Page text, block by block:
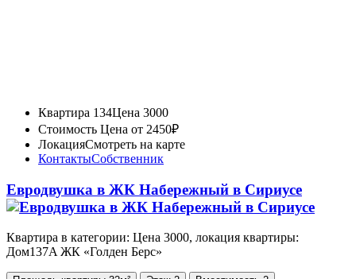
Квартира 134Цена 3000
Стоимость Цена от 2450₽
ЛокацияСмотреть на карте
КонтактыСобственник
Евродвушка в ЖК Набережный в Сириусе
Квартира в категории: Цена 3000, локация квартиры:
Дом137A ЖК «Голден Берс»